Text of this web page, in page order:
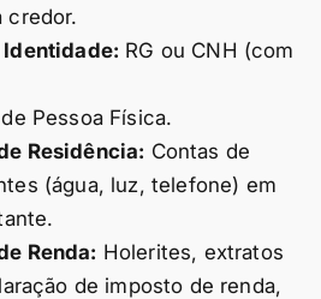
credor.
Identidade: RG ou CNH (com
Pessoa Física.
Residência: Contas de
(água, luz, telefone) em
Renda: Holerites, extratos
de imposto de renda,